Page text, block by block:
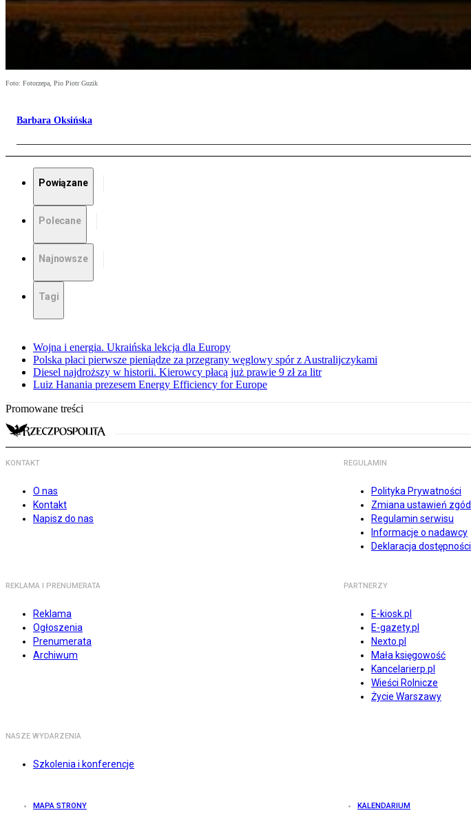
Foto: Fotorzepa, Pio Piotr Guzik
Barbara Oksińska
Powiązane
Polecane
Najnowsze
Tagi
Wojna i energia. Ukraińska lekcja dla Europy
Polska płaci pierwsze pieniądze za przegrany węglowy spór z Australijczykami
Diesel najdroższy w historii. Kierowcy płacą już prawie 9 zł za litr
Luiz Hanania prezesem Energy Efficiency for Europe
Promowane treści
KONTAKT
O nas
Kontakt
Napisz do nas
REGULAMIN
Polityka Prywatności
Zmiana ustawień zgód
Regulamin serwisu
Informacje o nadawcy
Deklaracja dostępności
REKLAMA I PRENUMERATA
Reklama
Ogłoszenia
Prenumerata
Archiwum
PARTNERZY
E-kiosk.pl
E-gazety.pl
Nexto.pl
Mała księgowość
Kancelarierp.pl
Wieści Rolnicze
Życie Warszawy
NASZE WYDARZENIA
Szkolenia i konferencje
MAPA STRONY KALENDARIUM